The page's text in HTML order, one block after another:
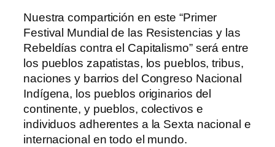
Nuestra compartición en este “Primer
Festival Mundial de las Resistencias y las
Rebeldías contra el Capitalismo” será entre
los pueblos zapatistas, los pueblos, tribus,
naciones y barrios del Congreso Nacional
Indígena, los pueblos originarios del
continente, y pueblos, colectivos e
individuos adherentes a la Sexta nacional e
internacional en todo el mundo.